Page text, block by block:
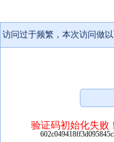
访问过于频繁，本次访问做以
验证码初始化失败！